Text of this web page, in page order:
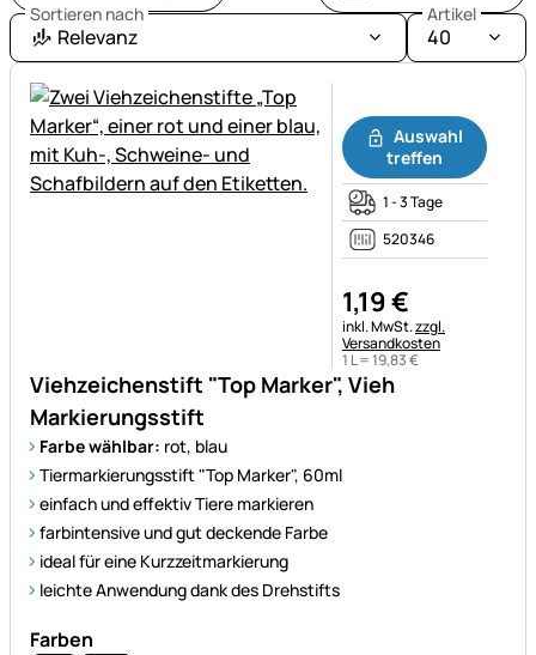
Sortieren nach
Relevanz
Artikel
40
Viehzeichenstift "Top Marker", Vieh
Markierungsstift
Farbe wählbar: rot, blau
Tiermarkierungsstift "Top Marker", 60ml
einfach und effektiv Tiere markieren
farbintensive und gut deckende Farbe
ideal für eine Kurzzeitmarkierung
leichte Anwendung dank des Drehstifts
Farben
Auswahl
treffen
1 - 3 Tage
520346
1,19€
Steuerhinweis:
inkl. MwSt.zzgl.
Versandkosten
1 L =19,83€